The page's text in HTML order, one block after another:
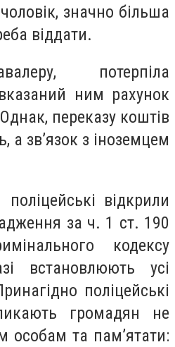
значно більша
віддати.
потерпіла
ним рахунок
переказу коштів
а звʼязок з іноземцем
відкрили
за ч. 1 ст. 190
кодексу
встановлюють усі
поліцейські
громадян не
особам та пам’ятати: